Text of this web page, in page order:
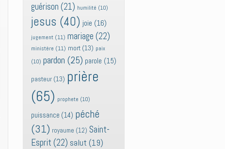
guérison (21) humilité (10)
jesus (40) joie (16)
jugement (11) mariage (22)
ministère (11) mort (13) paix
(10) pardon (25) parole (15)
pasteur (13) prière
(65) prophete (10)
puissance (14) péché
(31) royaume (12) Saint-
Esprit (22) salut (19)